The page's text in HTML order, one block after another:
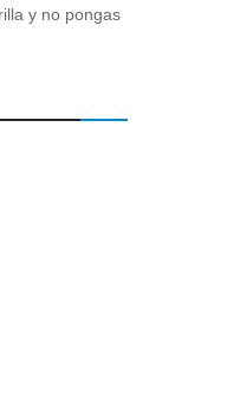
y no pongas